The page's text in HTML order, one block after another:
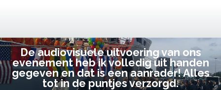
De audiovisuele uitvoering van ons
evenement heb ik volledig uit handen
gegeven en dat is een aanrader! Alles
tot in de puntjes verzorgd.